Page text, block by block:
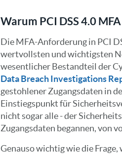
Warum PCI DSS 4.0
Die MFA-Anforderung in PCI
wertvollsten und wichtigsten
wesentlicher Bestandteil der
Data Breach Investigations
gestohlener Zugangsdaten in
Einstiegspunkt für
nicht sogar alle - der
Zugangsdaten begannen, von
Genauso wichtig wie die